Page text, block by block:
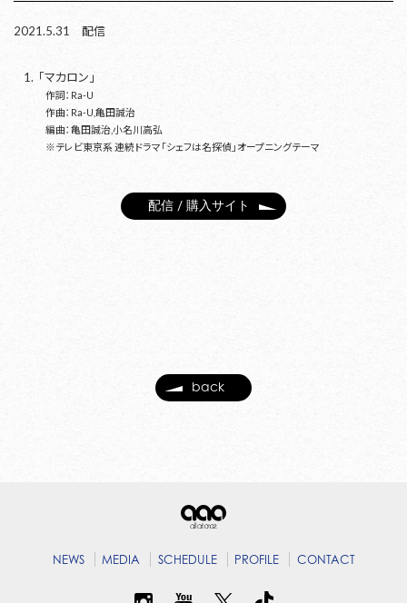
2021.5.31 配信
「マカロン」
作詞：Ra-U
作曲：Ra-U,亀田誠治
編曲：亀田誠治,小名川高弘
※テレビ東京系 連続ドラマ「シェフは名探偵」オープニングテーマ
配信 / 購入サイト
back
NEWS MEDIA SCHEDULE PROFILE CONTACT